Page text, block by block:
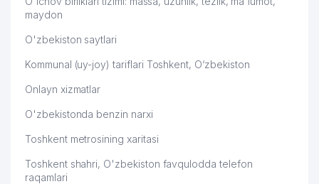
59
62 LUCHSHIY DEN MChJ
63 ISSIQLIKQUVVATTA'MIR MChJ
64 MEGACOM MChJ 180 м
maydon
O'zbekiston saytlari
Kommunal (uy-joy) tariflari Toshkent, O‘zbekiston
Onlayn xizmatlar
O'zbekistonda benzin narxi
Toshkent metrosining xaritasi
Toshkent shahri, O'zbekiston favqulodda telefon
raqamlari